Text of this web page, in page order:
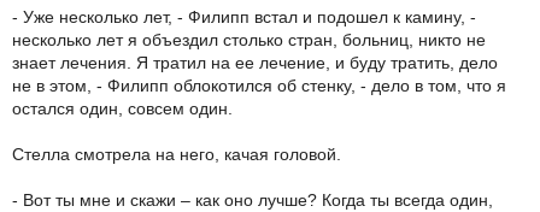
- Уже несколько лет, - Филипп встал и подошел к камину, -
несколько лет я объездил столько стран, больниц, никто не
знает лечения. Я тратил на ее лечение, и буду тратить, дело
не в этом, - Филипп облокотился об стенку, - дело в том, что я
остался один, совсем один.
Стелла смотрела на него, качая головой.
- Вот ты мне и скажи – как оно лучше? Когда ты всегда один,